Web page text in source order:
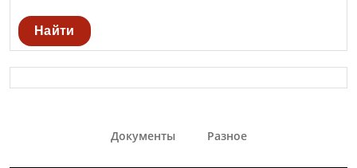
Найти
Документы Разное